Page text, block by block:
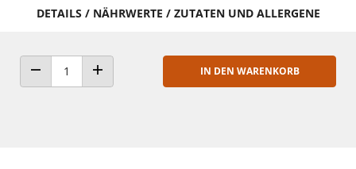
DETAILS / NÄHRWERTE / ZUTATEN UND ALLERGENE
ANZAHL VERRINGERNANZAHL ERHÖHEN
IN DEN WARENKORB